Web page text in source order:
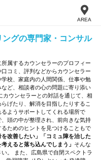
AREA
グの専門家・コンサル
属するカウンセラーのプロフィー
コミ、評判などからカウンセラー
校、家庭内の人間関係、仕事や勉
ど、相談者の心の問題に寄り添い
ウンセラーとの対話を通じて、相
げたり、解消を目指したりするこ
ようサポートしてくれる場所で
頭の中が整理され、前向きな気持
ためのヒントを見つけることもで
改善したい」「コミュ障を治した
えると落ち込んでしまう」 そんな
。 また、広島県で自閉スペクトラ